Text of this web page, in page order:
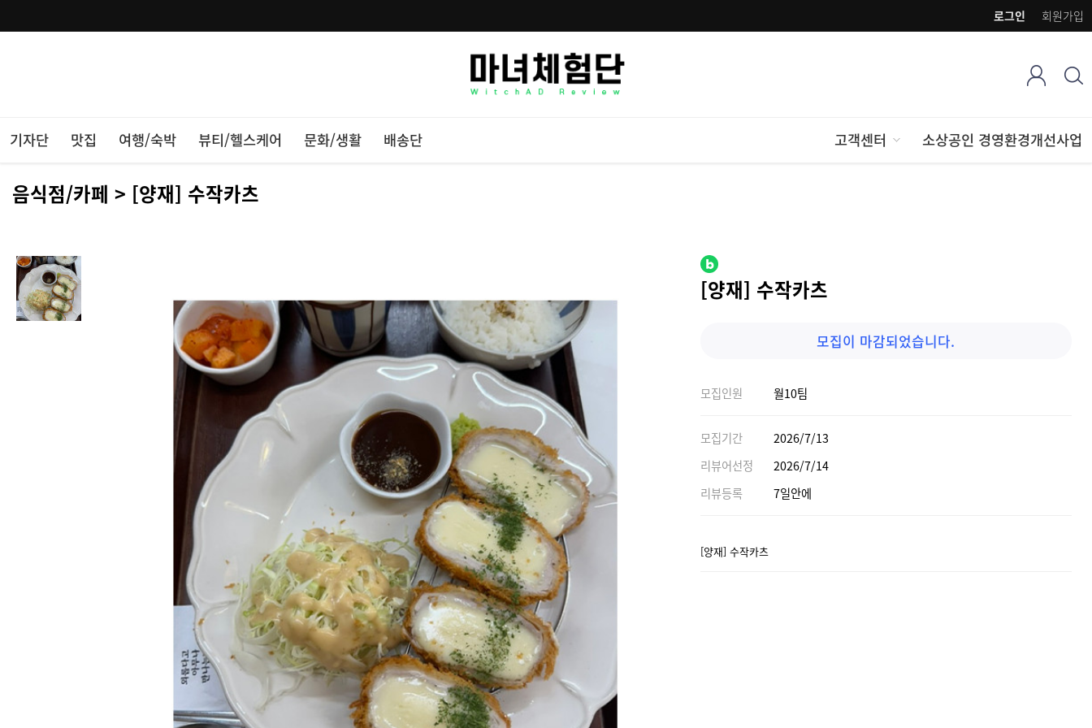
회원가입
로그인
기자단 맛집 여행/숙박 뷰티/헬스케어 문화/생활 배송단 고객센터 소상공인 경영환경개선사업
음식점/카페 > [양재] 수작카츠
[양재] 수작카츠
모집이 마감되었습니다.
모집인원 월10팀
모집기간
2026/7/13
리뷰어선정
2026/7/14
리뷰등록
7일안에
[양재] 수작카츠